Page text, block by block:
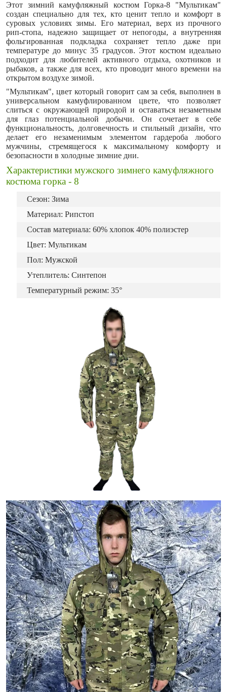
Этот зимний камуфляжный костюм Горка-8 "Мультикам"
создан специально для тех, кто ценит тепло и комфорт в
суровых условиях зимы. Его материал, верх из прочного
рип-стопа, надежно защищает от непогоды, а внутренняя
фольгированная подкладка сохраняет тепло даже при
температуре до минус 35 градусов. Этот костюм идеально
подходит для любителей активного отдыха, охотников и
рыбаков, а также для всех, кто проводит много времени на
открытом воздухе зимой.
"Мультикам", цвет который говорит сам за себя, выполнен в
универсальном камуфлированном цвете, что позволяет
слиться с окружающей природой и оставаться незаметным
для глаз потенциальной добычи. Он сочетает в себе
функциональность, долговечность и стильный дизайн, что
делает его незаменимым элементом гардероба любого
мужчины, стремящегося к максимальному комфорту и
безопасности в холодные зимние дни.
Характеристики мужского зимнего камуфляжного
костюма горка - 8
Сезон: Зима
Материал: Рипстоп
Состав материала: 60% хлопок 40% полиэстер
Цвет: Мультикам
Пол: Мужской
Утеплитель: Синтепон
Температурный режим: 35°